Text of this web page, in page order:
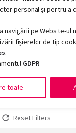
personal și pentru a
navigării pe Website-ul
fișierelor de tip
.
GDPR
toate
franceză, germană,
Reset Filters